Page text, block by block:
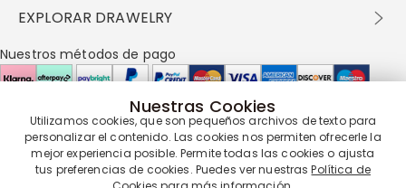
política de privacidad
Preguntas frecuentes
Envío y entrega
Devolución en 60 días
Cómo cuidar
EXPLORAR DRAWELRY
Drawelry Prime
Programa de Recompensas
Nuestros métodos de pago
Nuestros socios de entrega
Nuestras Cookies
Utilizamos cookies, que son pequeños archivos de texto para
personalizar el contenido. Las cookies nos permiten ofrecerle la
mejor experiencia posible. Permite todas las cookies o ajusta
tus preferencias de cookies. Puedes ver nuestrasPolítica de